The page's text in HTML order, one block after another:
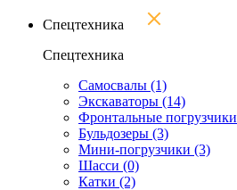
Спецтехника
Спецтехника
Самосвалы (1)
Экскаваторы (14)
Фронтальные погрузчики
Бульдозеры (3)
Мини-погрузчики (3)
Шасси (0)
Катки (2)